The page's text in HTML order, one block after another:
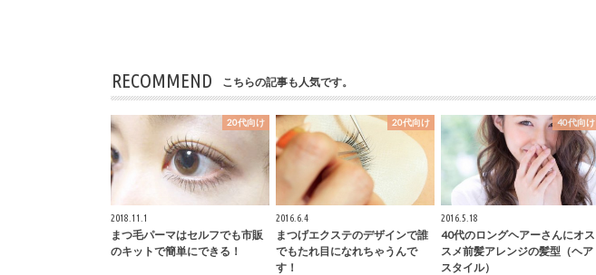
RECOMMEND こちらの記事も人気です。
20代向け
2018.11.1
まつ毛パーマはセルフでも市販
のキットで簡単にできる！
20代向け
2016.6.4
まつげエクステのデザインで誰
でもたれ目になれちゃうんで
す！
40代向け
2016.5.18
40代のロングヘアーさんにオス
スメ前髪アレンジの髪型（ヘア
スタイル）